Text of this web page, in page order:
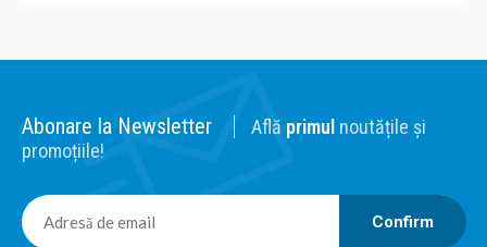
Abonare la Newsletter Află primul noutățile și
promoțiile!
Confirm